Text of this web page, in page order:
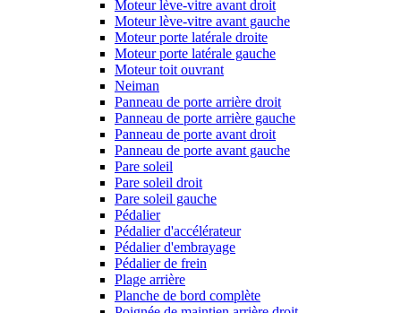
Moteur lève-vitre avant droit
Moteur lève-vitre avant gauche
Moteur porte latérale droite
Moteur porte latérale gauche
Moteur toit ouvrant
Neiman
Panneau de porte arrière droit
Panneau de porte arrière gauche
Panneau de porte avant droit
Panneau de porte avant gauche
Pare soleil
Pare soleil droit
Pare soleil gauche
Pédalier
Pédalier d'accélérateur
Pédalier d'embrayage
Pédalier de frein
Plage arrière
Planche de bord complète